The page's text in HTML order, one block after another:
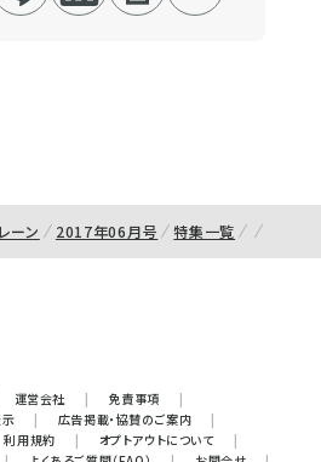
ーン 2017年06月号 特集一覧
運営会社 | 免責事項
|
| 広告掲載・協賛のご案内
|
利用規約 | オプトアウトについて
|